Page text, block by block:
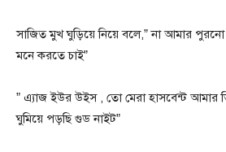
সাজিত মুখ ঘুড়িয়ে নিয়ে বলে,” না আমার
মনে করতে চাই”
” এ্যাজ ইউর উইস , তো মেরা হাসবেন্ট আমার
ঘুমিয়ে পড়ছি গুড নাইট”